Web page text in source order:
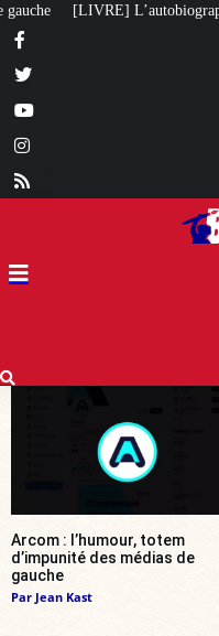
de Michel Maffesoli
Arcom : l’humour, totem
d’impunité des médias de
gauche
Par Jean Kast